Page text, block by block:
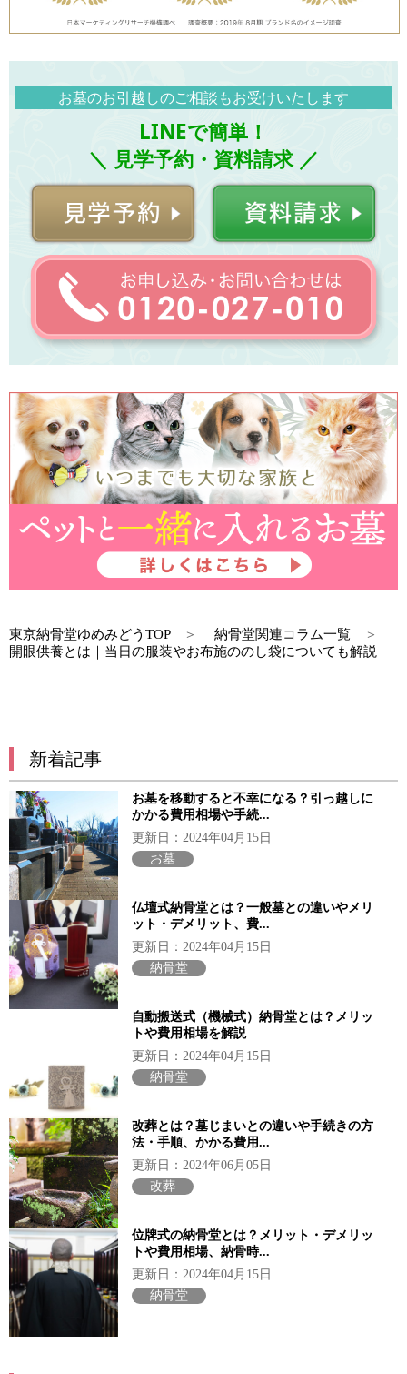
お墓のお引越しのご相談もお受けいたします
LINEで簡単！
＼ 見学予約・資料請求 ／
東京納骨堂ゆめみどうTOP
納骨堂関連コラム一覧
開眼供養とは｜当日の服装やお布施ののし袋についても解説
新着記事
お墓を移動すると不幸になる？引っ越しに
かかる費用相場や手続...
更新日：2024年04月15日
お墓
仏壇式納骨堂とは？一般墓との違いやメリ
ット・デメリット、費...
更新日：2024年04月15日
納骨堂
自動搬送式（機械式）納骨堂とは？メリッ
トや費用相場を解説
更新日：2024年04月15日
納骨堂
改葬とは？墓じまいとの違いや手続きの方
法・手順、かかる費用...
更新日：2024年06月05日
改葬
位牌式の納骨堂とは？メリット・デメリッ
トや費用相場、納骨時...
更新日：2024年04月15日
納骨堂